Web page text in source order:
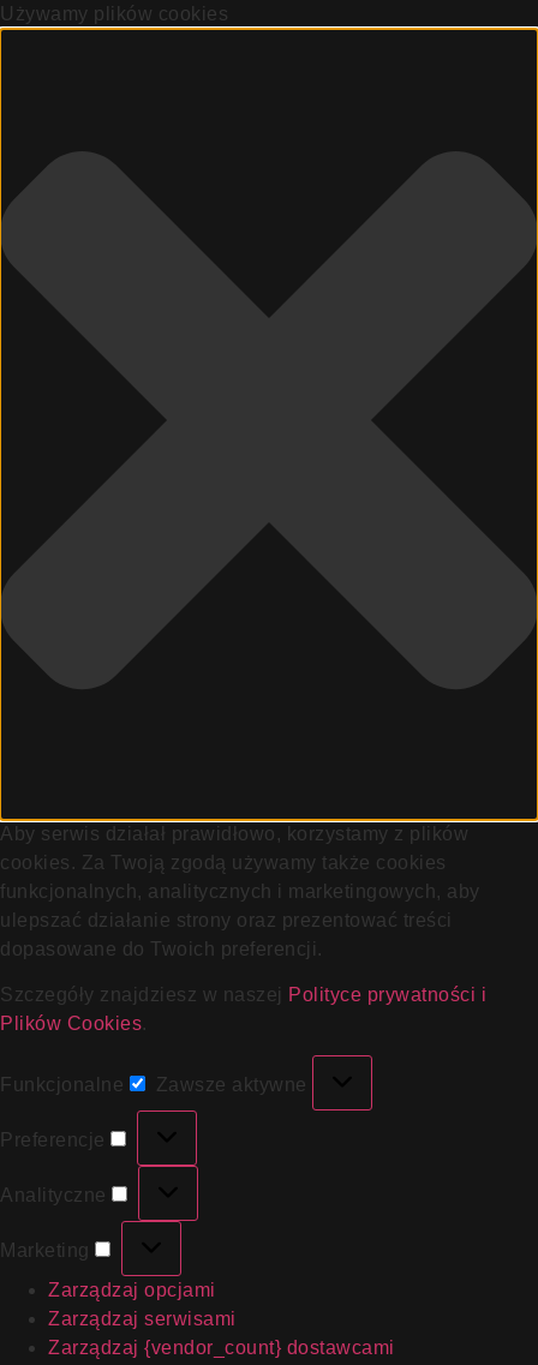
Używamy plików cookies
Aby serwis działał prawidłowo, korzystamy z plików
cookies. Za Twoją zgodą używamy także cookies
funkcjonalnych, analitycznych i marketingowych, aby
ulepszać działanie strony oraz prezentować treści
dopasowane do Twoich preferencji.
Szczegóły znajdziesz w naszej Polityce prywatności i
Plików Cookies.
Funkcjonalne Zawsze aktywne
Preferencje
Analityczne
Marketing
Zarządzaj opcjami
Zarządzaj serwisami
Zarządzaj {vendor_count} dostawcami